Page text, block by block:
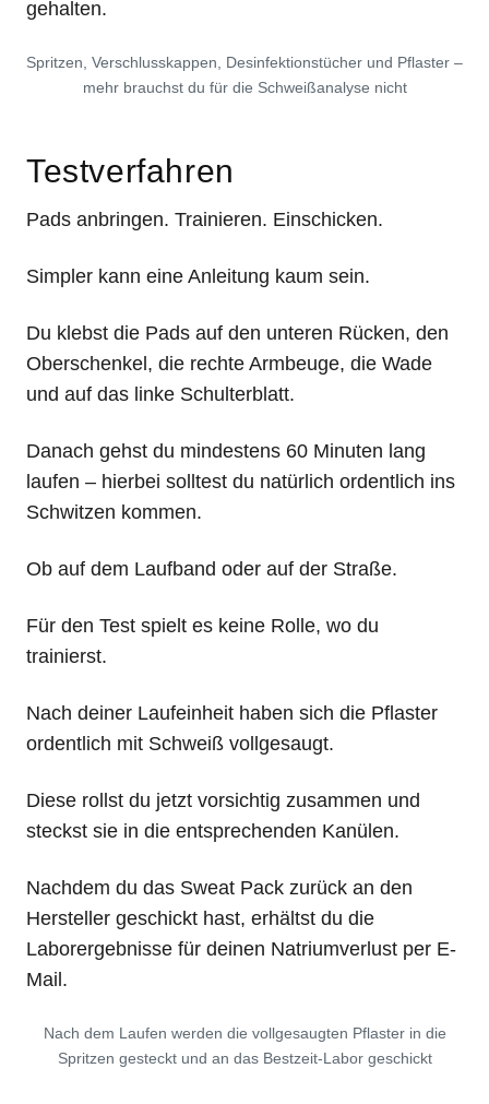
gehalten.
Spritzen, Verschlusskappen, Desinfektionstücher und Pflaster –
mehr brauchst du für die Schweißanalyse nicht
Testverfahren
Pads anbringen. Trainieren. Einschicken.
Simpler kann eine Anleitung kaum sein.
Du klebst die Pads auf den unteren Rücken, den
Oberschenkel, die rechte Armbeuge, die Wade
und auf das linke Schulterblatt.
Danach gehst du mindestens 60 Minuten lang
laufen – hierbei solltest du natürlich ordentlich ins
Schwitzen kommen.
Ob auf dem Laufband oder auf der Straße.
Für den Test spielt es keine Rolle, wo du
trainierst.
Nach deiner Laufeinheit haben sich die Pflaster
ordentlich mit Schweiß vollgesaugt.
Diese rollst du jetzt vorsichtig zusammen und
steckst sie in die entsprechenden Kanülen.
Nachdem du das Sweat Pack zurück an den
Hersteller geschickt hast, erhältst du die
Laborergebnisse für deinen Natriumverlust per E-
Mail.
Nach dem Laufen werden die vollgesaugten Pflaster in die
Spritzen gesteckt und an das Bestzeit-Labor geschickt